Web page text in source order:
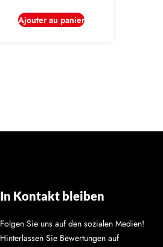
Ajouter au panier
In Kontakt bleiben
Folgen Sie uns auf den sozialen Medien!
Hinterlassen Sie Bewertungen auf